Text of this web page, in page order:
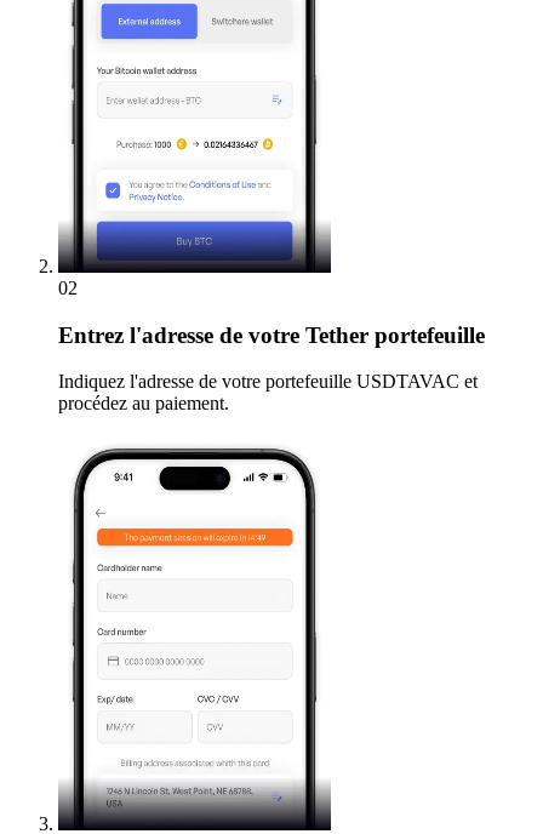
02
Entrez l'adresse de votre Tether portefeuille
Indiquez l'adresse de votre portefeuille USDTAVAC et
procédez au paiement.